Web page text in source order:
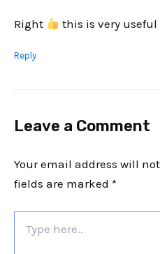
Right this is very useful
Reply
Leave a Comment
Your email address will
fields are marked *
here..